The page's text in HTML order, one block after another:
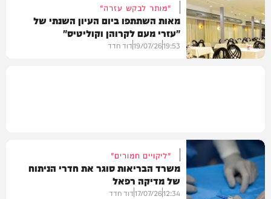
בריאות
"מותר לבקש עזרה"
מאות השתתפו ביום העיון השנתי של
"עזרי מעם לקרוהן וקוליטיס"
19:53
19/07/26דוד חדד
"ליקויים חמורים"
משרד הבריאות סוגר את חדרי הניתוח
של מדיקה רפאל
12:34
17/07/26דוד חדד